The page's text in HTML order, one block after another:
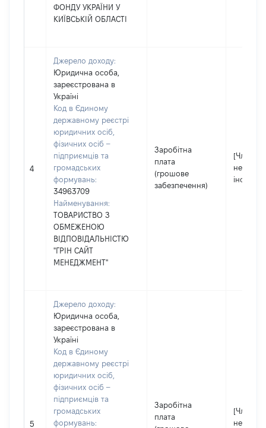
ФОНДУ УКРАЇНИ У
КИЇВСЬКІЙ ОБЛАСТІ
4
Джерело доходу:
Юридична особа,
зареєстрована в
Україні
Код в Єдиному
державному реєстрі
юридичних осіб,
фізичних осіб –
підприємців та
громадських
формувань:
34963709
Найменування:
ТОВАРИСТВО З
ОБМЕЖЕНОЮ
ВІДПОВІДАЛЬНІСТЮ
"ГРІН САЙТ
МЕНЕДЖМЕНТ"
Заробітна
плата
(грошове
забезпечення)
[Член
не надав
5
Джерело доходу:
Юридична особа,
зареєстрована в
Україні
Код в Єдиному
державному реєстрі
юридичних осіб,
фізичних осіб –
підприємців та
громадських
формувань:
Заробітна
плата
[Член
не надав